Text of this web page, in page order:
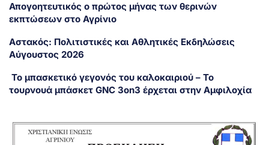
Απογοητευτικός ο πρώτος μήνας των θερινών
εκπτώσεων στο Αγρίνιο
Αστακός: Πολιτιστικές και Αθλητικές Εκδηλώσεις
Αύγουστος 2026
Το μπασκετικό γεγονός του καλοκαιριού – Το
τουρνουά μπάσκετ GNC 3on3 έρχεται στην Αμφιλοχία